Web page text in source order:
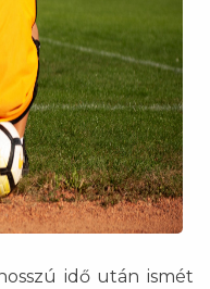
idő után ismét